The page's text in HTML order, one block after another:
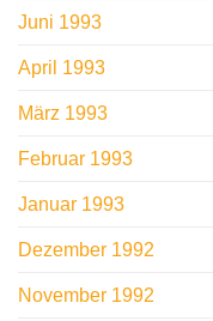
Juni 1993
April 1993
März 1993
Februar 1993
Januar 1993
Dezember 1992
November 1992